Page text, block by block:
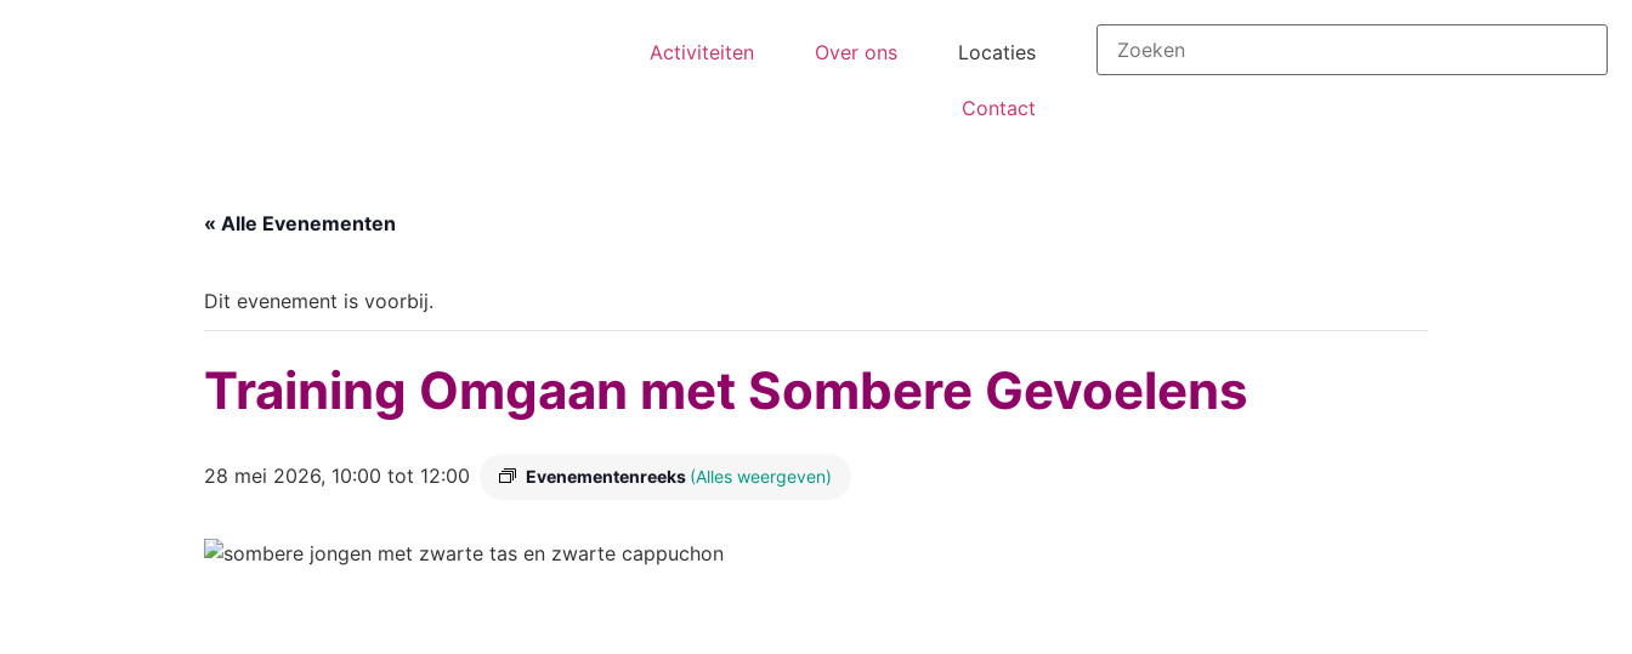
Activiteiten Over ons Locaties
Contact
« Alle Evenementen
Dit evenement is voorbij.
Training Omgaan met Sombere Gevoelens
28 mei 2026, 10:00 tot 12:00 Evenementenreeks (Alles weergeven)